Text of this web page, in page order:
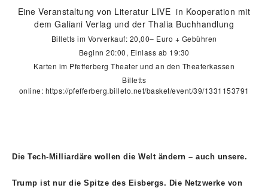
Eine Veranstaltung von Literatur LIVE in Kooperation mit
dem Galiani Verlag und der Thalia Buchhandlung
Billetts im Vorverkauf: 20,00– Euro + Gebühren
Beginn 20:00, Einlass ab 19:30
Karten im Pfefferberg Theater und an den Theaterkassen
Billetts
online: https://pfefferberg.billeto.net/basket/event/39/1331153791
Die Tech-Milliardäre wollen die Welt ändern – auch unsere.
Trump ist nur die Spitze des Eisbergs. Die Netzwerke von